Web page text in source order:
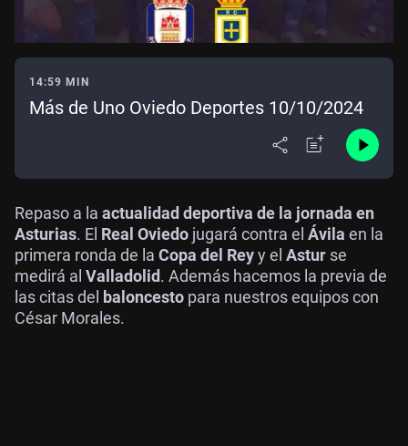
14:59 MIN
Más de Uno Oviedo Deportes 10/10/2024
Repaso a la actualidad deportiva de la jornada en
Asturias. El Real Oviedo jugará contra el Ávila en la
primera ronda de la Copa del Reyy el Astur se
medirá al Valladolid. Además hacemos la previa de
las citas del baloncesto para nuestros equipos con
César Morales.